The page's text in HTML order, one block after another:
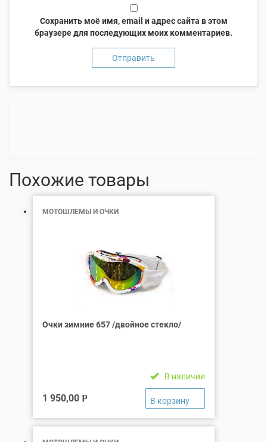
Сохранить моё имя, email и адрес сайта в этом
браузере для последующих моих комментариев.
Похожие товары
МОТОШЛЕМЫ И ОЧКИ
Очки зимние 657 /двойное стекло/
В наличии
1 950,00 Р